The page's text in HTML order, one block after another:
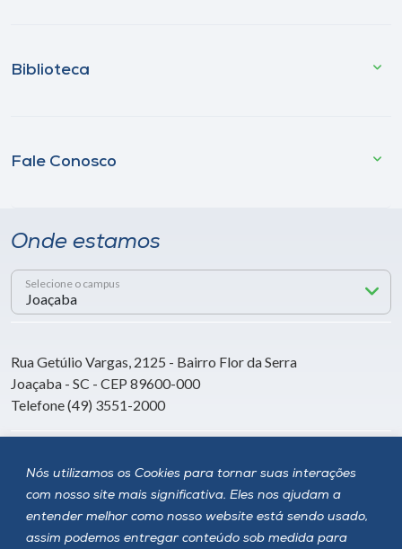
Nós utilizamos os Cookies para tornar suas interações
com nosso site mais significativa. Eles nos ajudam a
entender melhor como nosso website está sendo usado,
assim podemos entregar conteúdo sob medida para
Biblioteca
Fale Conosco
Onde estamos
Selecione o campus
Rua Getúlio Vargas, 2125 - Bairro Flor da Serra
Joaçaba - SC - CEP 89600-000
Telefone (49) 3551-2000
Siga a Unoesc